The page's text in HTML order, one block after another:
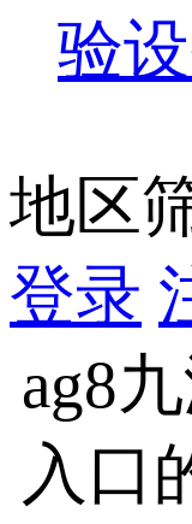
验
地区
登录
ag8
入口